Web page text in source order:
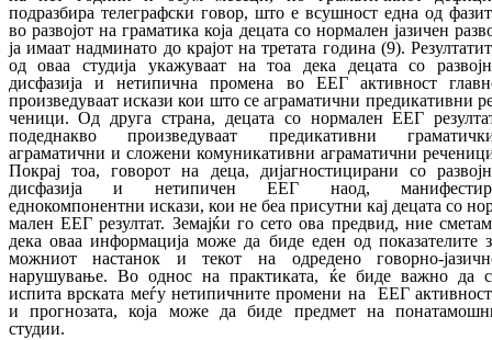
подразбира те­ле­граф­ски говор, што е всушност една од
во развојот на граматика која децата со нор­мален јазичен
ја имаат надминато до крајот на третата година (9).
од оваа студија укажуваат на тоа дека децата со
дисфазија и нетипична промена во ЕЕГ активност
произведуваат ис­ка­зи кои што се аграматични предикативни
ченици. Од друга страна, децата со нор­ма­лен ЕЕГ
подеднакво произведуваат пре­дикативни
аграматични и сло­жени комуникативни аграматични
Покрај тоа, говорот на деца, ди­јаг­нос­ти­ци­рани со
дисфазија и нетипичен ЕЕГ наод,
еднокомпонентни ис­кази, кои не беа присутни кај децата со
мален ЕЕГ резултат. Земајќи го сето ова пре­двид, ние
дека оваа информација мо­же да биде еден од показателите
мож­ни­от настанок и текот на одредено говорно-
нарушување. Во однос на прак­ти­ка­та, ќе биде важно да
испита врската ме­ѓу нетипичните промени на ЕЕГ
и прогнозата, која може да биде пред­мет на
студии.